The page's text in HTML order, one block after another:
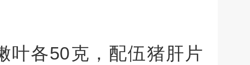
叶各50克，配伍猪肝片